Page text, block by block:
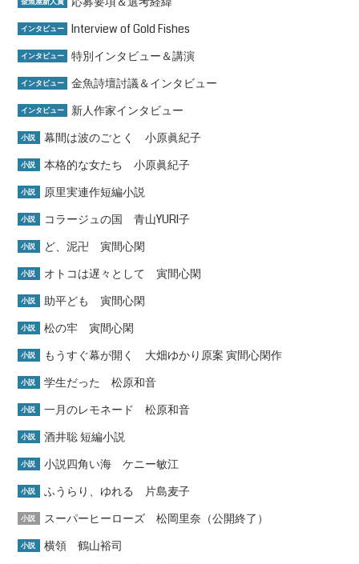
インタビュー Interview of Gold Fishes
インタビュー 特別インタビュー＆講演
インタビュー 金魚詩壇討議＆インタビュー
インタビュー 新人作家インタビュー
小説 幕間は波のごとく 小原眞紀子
小説 本格的な女たち 小原眞紀子
小説 原里実連作短編小説
小説 コラージュの国 青山YURI子
小説 ど、泥卍 寅間心閑
小説 オトコは遅々として 寅間心閑
小説 助平ども 寅間心閑
小説 松の牢 寅間心閑
小説 もうすぐ幕が開く 大畑ゆかり原案 寅間心閑作
小説 学生だった 松原和音
小説 一月のレモネード 松原和音
小説 酒井聡 短編小説
小説 小説四角い海 ケニー敏江
小説 ふうらり、ゆれる 片島麦子
小説 スーパーヒーローズ 松岡里奈（公開終了）
小説 横領 鶴山裕司